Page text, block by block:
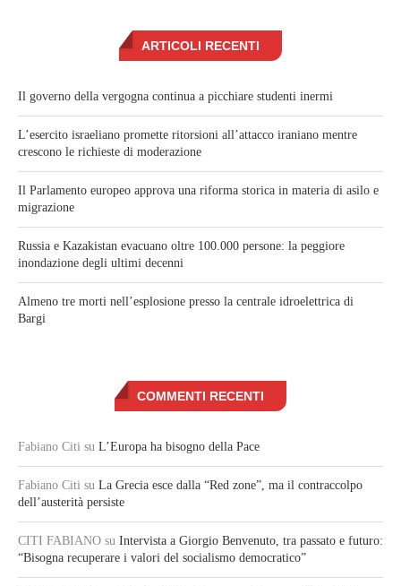
ARTICOLI RECENTI
Il governo della vergogna continua a picchiare studenti inermi
L’esercito israeliano promette ritorsioni all’attacco iraniano mentre
crescono le richieste di moderazione
Il Parlamento europeo approva una riforma storica in materia di asilo e
migrazione
Russia e Kazakistan evacuano oltre 100.000 persone: la peggiore
inondazione degli ultimi decenni
Almeno tre morti nell’esplosione presso la centrale idroelettrica di
Bargi
COMMENTI RECENTI
Fabiano Citi su L’Europa ha bisogno della Pace
Fabiano Citi su La Grecia esce dalla “Red zone”, ma il contraccolpo
dell’austerità persiste
CITI FABIANO su Intervista a Giorgio Benvenuto, tra passato e futuro:
“Bisogna recuperare i valori del socialismo democratico”